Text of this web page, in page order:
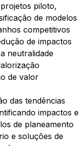
piloto,
de modelos
competitivos
de impactos
neutralidade
de valor
das tendências
impactos e
de planeamento
e soluções de